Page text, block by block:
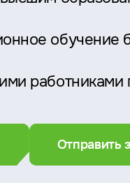
обучение
работниками
Отправить